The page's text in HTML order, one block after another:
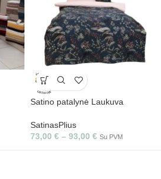
Satino patalynė Laukuva
SatinasPlius
73,00 € – 93,00 € Su PVM